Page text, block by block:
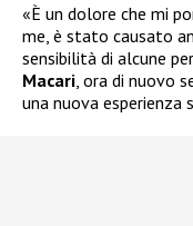
«È un dolore che mi
me, è stato causato
sensibilità di alcune
Macari , ora di nuovo
una nuova esperienza